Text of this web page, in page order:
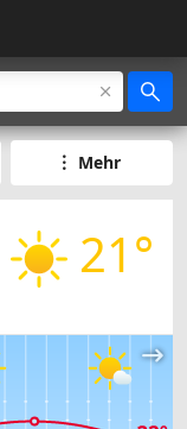
Mehr
21°